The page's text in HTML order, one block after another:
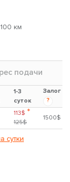
км
подачи
1-3
суток
Залог
?
113$ *
125$
1500$
сутки